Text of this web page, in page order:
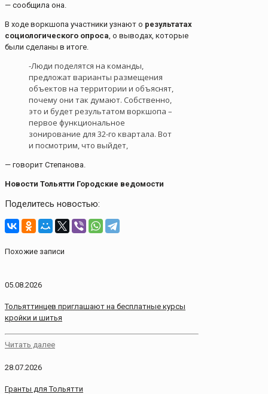
— сообщила она.
В ходе воркшопа участники узнают о результатах
социологического опроса, о выводах, которые
были сделаны в итоге.
-Люди поделятся на команды,
предложат варианты размещения
объектов на территории и объяснят,
почему они так думают. Собственно,
это и будет результатом воркшопа –
первое функциональное
зонирование для 32-го квартала. Вот
и посмотрим, что выйдет,
— говорит Степанова.
Новости Тольятти Городские ведомости
Поделитесь новостью:
Похожие записи
05.08.2026
Тольяттинцев приглашают на бесплатные курсы
кройки и шитья
Читать далее
28.07.2026
Гранты для Тольятти